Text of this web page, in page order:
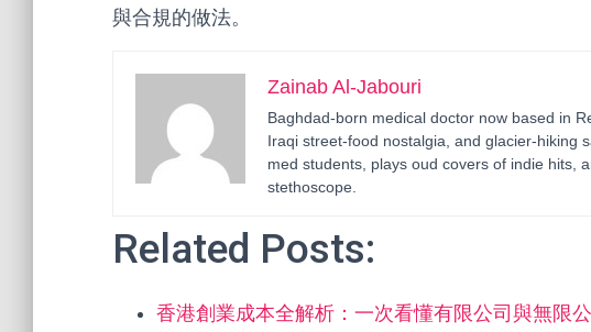
與合規的做法。
Zainab Al-Jabouri
Baghdad-born medical doctor now based in
Iraqi street-food nostalgia, and glacier-hiking
med students, plays oud covers of indie hits,
stethoscope.
Related Posts:
香港創業成本全解析：一次看懂有限公司與無限